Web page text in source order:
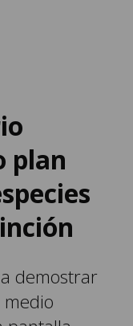
plan
demostrar